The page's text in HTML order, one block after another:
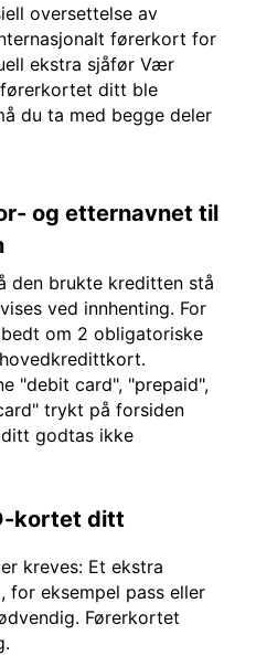
oversettelse av
førerkort for
ekstra sjåfør Vær
ditt ble
du ta med begge deler
og etternavnet til
den brukte kreditten stå
ved innhenting. For
om 2 obligatoriske
"debit card", "prepaid",
trykt på forsiden
godtas ikke
kortet ditt
kreves: Et ekstra
for eksempel pass eller
Førerkortet